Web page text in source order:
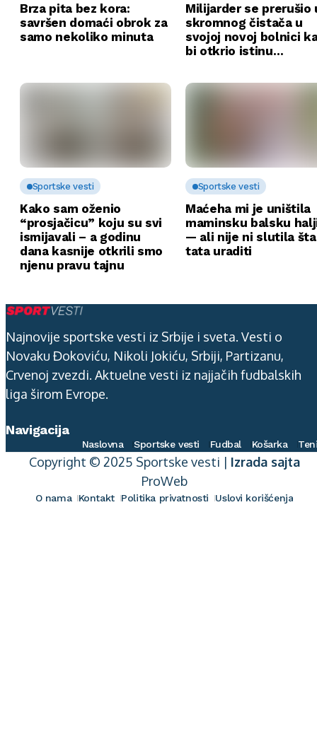
Brza pita bez kora:
savršen domaći obrok za
samo nekoliko minuta
Milijarder se prerušio
skromnog čistača u
svojoj novoj bolnici
bi otkrio istinu…
Sportske vesti
Kako sam oženio
“prosjačicu” koju su svi
ismijavali – a godinu
dana kasnije otkrili smo
njenu pravu tajnu
Sportske vesti
Maćeha mi je uništila
maminsku balsku
— ali nije ni slutila
tata uraditi
Najnovije sportske vesti iz Srbije i sveta. Vesti o
Novaku Đokoviću, Nikoli Jokiću, Srbiji, Partizanu,
Crvenoj zvezdi. Aktuelne vesti iz najjačih fudbalskih
liga širom Evrope.
Navigacija
Naslovna Sportske vesti Fudbal Košarka
Copyright © 2025 Sportske vesti | Izrada sajta
ProWeb
O nama Kontakt Politika privatnosti Uslovi korišćenja